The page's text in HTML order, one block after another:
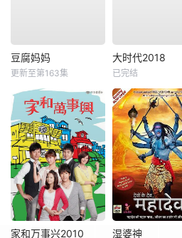
豆腐妈妈
更新至第163集
大时代2018
已完结
家和万事兴2010 湿婆神